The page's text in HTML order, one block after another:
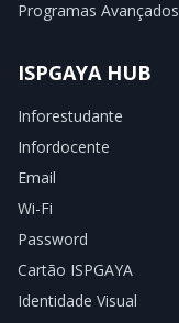
Programas Avançados
ISPGAYA HUB
Inforestudante
Infordocente
Email
Wi-Fi
Password
Cartão ISPGAYA
Identidade Visual